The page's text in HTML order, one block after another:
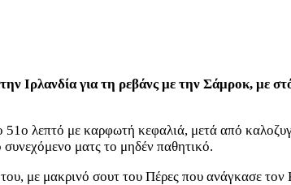
Ιρλανδία για τη ρεβάνς με την Σάμροκ, με
λεπτό με καρφωτή κεφαλιά, μετά από
ματς το μηδέν παθητικό.
με μακρινό σουτ του Πέρες που ανάγκασε